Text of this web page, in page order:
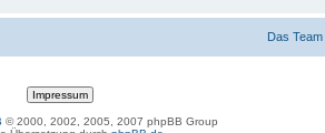
Das Team
© 2000, 2002, 2005, 2007 phpBB Group